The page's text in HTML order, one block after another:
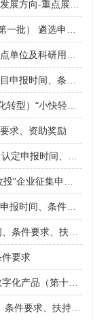
改造"，核心
新。包括：新
改造(用于研发试
能模块升级等;
生产设备购置
得加计扣除。企
使用工时，留
。
法规定最低折
时占比分摊折
，企业新购进单
一次性税前扣
计扣除应分别
报时间、条件要求、补助奖励
条件要求、扶持奖励
、条件要求、扶持政策
件要求、补助标准
申报时间、条件要求、补助奖励
求、资助奖励
件要求、补助奖励
条件要求、扶持奖励
时间、条件要求
要求、扶持奖励
要求
集申报时间、条件要求
要求、扶持奖励